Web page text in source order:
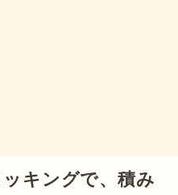
キングで、積み